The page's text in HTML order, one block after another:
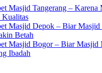
Masjid Tangerang – Karena
Kualitas
Masjid Depok – Biar Masjid
Betah
Masjid Bogor – Biar Masjid
Ibadah